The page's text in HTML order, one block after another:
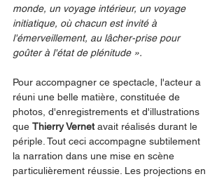
monde, un voyage intérieur, un voyage
initiatique, où chacun est invité à
l'émerveillement, au lâcher-prise pour
goûter à l'état de plénitude ».
Pour accompagner ce spectacle, l'acteur a
réuni une belle matière, constituée de
photos, d'enregistrements et d'illustrations
que Thierry Vernet avait réalisés durant le
périple. Tout ceci accompagne subtilement
la narration dans une mise en scène
particulièrement réussie. Les projections en